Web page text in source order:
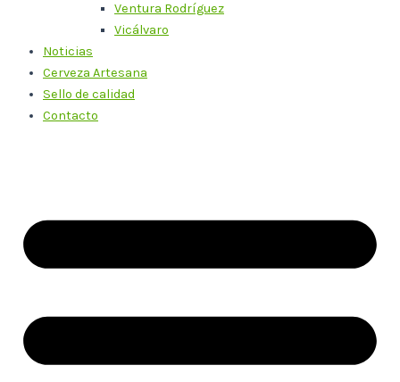
Ventura Rodríguez
Vicálvaro
Noticias
Cerveza Artesana
Sello de calidad
Contacto